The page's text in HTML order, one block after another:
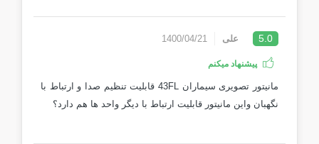
5.0 علی 1400/04/21
پیشنهاد میکنم
مانیتور تصویری سیماران 43FL قابلیت تنظیم صدا و ارتباط با
نگهبان واین مانیتور قابلیت ارتباط با دیگر واحد ها هم دارد؟